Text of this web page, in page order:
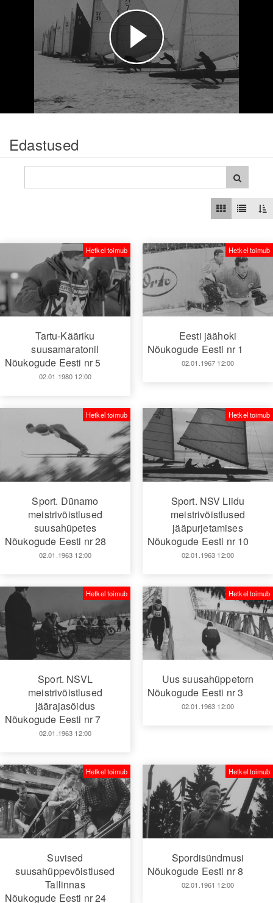
Esita
video
Edastused
Tartu-Kääriku
suusamaratonil
Nõukogude Eesti nr 5
02.01.1980 12:00
Hetkel toimub
Eesti jäähoki
Nõukogude Eesti nr 1
02.01.1967 12:00
Hetkel toimub
Sport. Dünamo
meistrivõistlused
suusahüpetes
Nõukogude Eesti nr 28
02.01.1963 12:00
Hetkel toimub
Sport. NSV Liidu
meistrivõistlused
jääpurjetamises
Nõukogude Eesti nr 10
02.01.1963 12:00
Hetkel toimub
Sport. NSVL
meistrivõistlused
jäärajasõidus
Nõukogude Eesti nr 7
02.01.1963 12:00
Hetkel toimub
Uus suusahüppetorn
Nõukogude Eesti nr 3
02.01.1963 12:00
Hetkel toimub
Suvised
suusahüppevõistlused
Tallinnas
Nõukogude Eesti nr 24
Hetkel toimub
Spordisündmusi
Nõukogude Eesti nr 8
02.01.1961 12:00
Hetkel toimub